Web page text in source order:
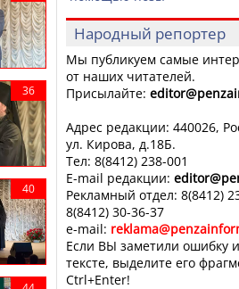
Народный репортер
Мы публикуем самые
от наших читателей.
Присылайте: editor
Адрес редакции: 440026,
ул. Кирова, д.18Б.
Тел: 8(8412) 238-001
E-mail редакции: editor
Рекламный отдел: 8(8412)
8(8412) 30-36-37
e-mail:
Если ВЫ заметили ошибку
тексте, выделите его
Ctrl+Enter!